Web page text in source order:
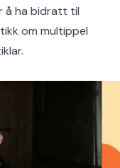
å ha bidratt til
om multippel